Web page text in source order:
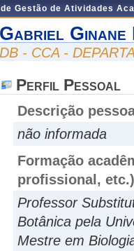
Gestão de Atividades
Gabriel
DB - CCA -
Perfil Pessoal
Descrição
não informada
Formação
profissional, etc.)
Professor
Botânica pela
Mestre em